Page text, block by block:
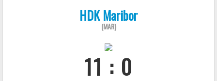
HDK Maribor
(MAR)
11 : 0